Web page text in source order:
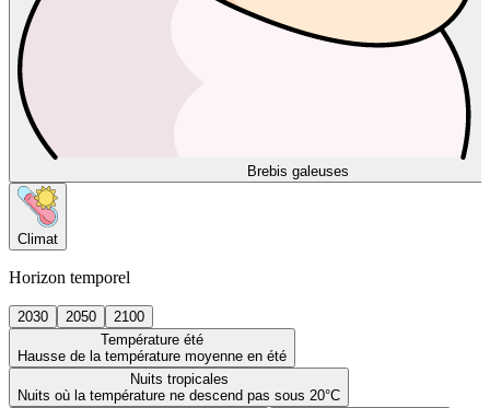
Brebis galeuses
Climat
Horizon temporel
2030 2050
2100
Température été
Hausse de la température moyenne en été
Nuits tropicales
Nuits où la température ne descend pas sous 20°C